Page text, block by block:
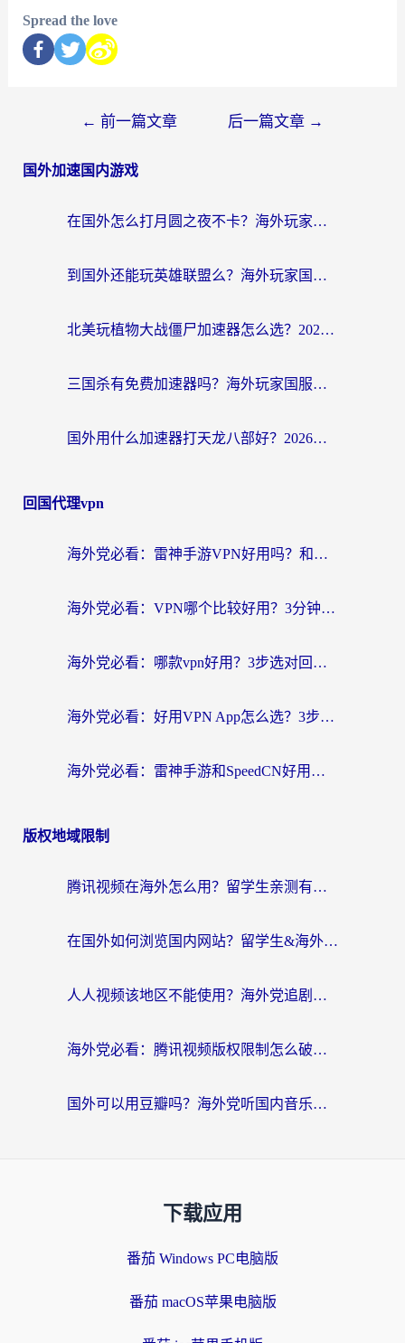
Spread the love
← 前一篇文章 后一篇文章 →
国外加速国内游戏
在国外怎么打月圆之夜不卡？海外玩家国服游戏加速终极指南（附巴西英国游戏适配方案）
到国外还能玩英雄联盟么？海外玩家国服游戏畅玩终极指南
北美玩植物大战僵尸加速器怎么选？2026海外党必看的国服游戏加速指南
三国杀有免费加速器吗？海外玩家国服畅玩终极指南（附泰国南非专属解决方案）
国外用什么加速器打天龙八部好？2026海外玩家国服游戏加速全攻略
回国代理vpn
海外党必看：雷神手游VPN好用吗？和天速回国VPN对比哪个回国效果更好？附实用加速器选择指南
海外党必看：VPN哪个比较好用？3分钟找到适合你的回国加速方案
海外党必看：哪款vpn好用？3步选对回国加速器，无缝刷剧玩游戏
海外党必看：好用VPN App怎么选？3步教你无缝访问国内资源
海外党必看：雷神手游和SpeedCN好用吗？3招选对回国加速器无缝刷国内资源
版权地域限制
腾讯视频在海外怎么用？留学生亲测有效的回国加速器攻略
在国外如何浏览国内网站？留学生&海外华人的无缝访问指南
人人视频该地区不能使用？海外党追剧看片的终极解决方案来了
海外党必看：腾讯视频版权限制怎么破？3步让你轻松追剧
国外可以用豆瓣吗？海外党听国内音乐听书的实用指南
下载应用
番茄 Windows PC电脑版
番茄 macOS苹果电脑版